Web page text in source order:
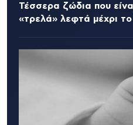
Τέσσερα ζώδια που
«τρελά» λεφτά μέχρι